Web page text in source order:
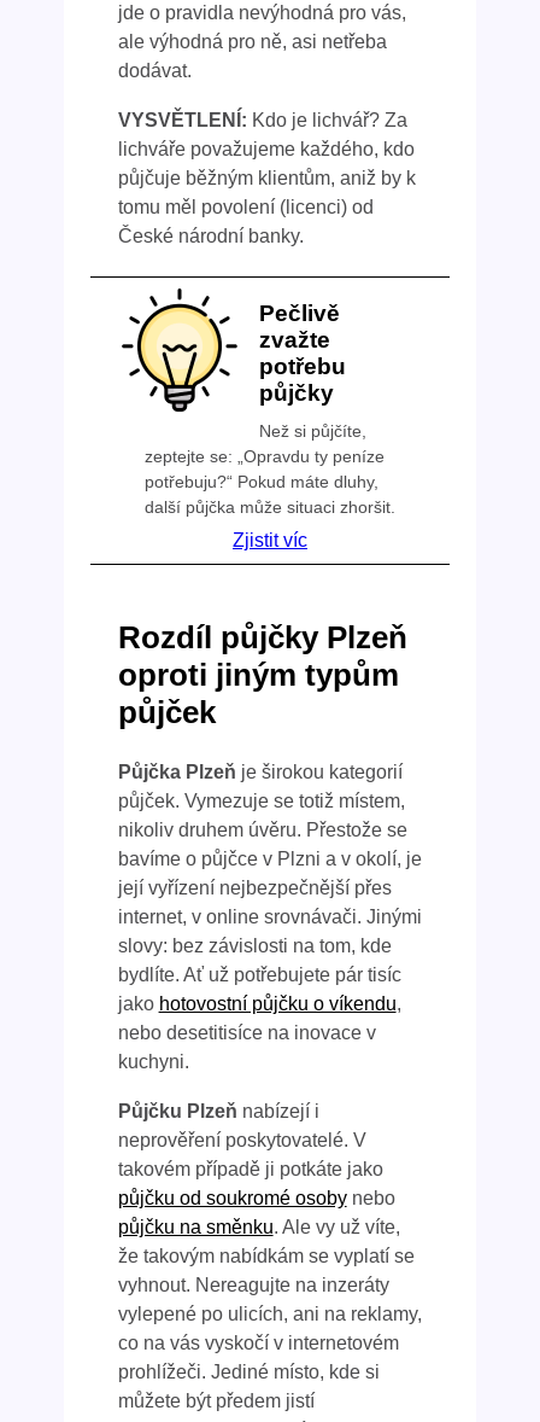
jde o pravidla nevýhodná pro vás,
ale výhodná pro ně, asi netřeba
dodávat.
VYSVĚTLENÍ: Kdo je lichvář? Za
lichváře považujeme každého, kdo
půjčuje běžným klientům, aniž by k
tomu měl povolení (licenci) od
České národní banky.
Pečlivě
zvažte
potřebu
půjčky
Než si půjčíte,
zeptejte se: „Opravdu ty peníze
potřebuju?“ Pokud máte dluhy,
další půjčka může situaci zhoršit.
Zjistit víc
Rozdíl půjčky Plzeň
oproti jiným typům
půjček
Půjčka Plzeň je širokou kategorií
půjček. Vymezuje se totiž místem,
nikoliv druhem úvěru. Přestože se
bavíme o půjčce v Plzni a v okolí, je
její vyřízení nejbezpečnější přes
internet, v online srovnávači. Jinými
slovy: bez závislosti na tom, kde
bydlíte. Ať už potřebujete pár tisíc
jako hotovostní půjčku o víkendu,
nebo desetitisíce na inovace v
kuchyni.
Půjčku Plzeň nabízejí i
neprověření poskytovatelé. V
takovém případě ji potkáte jako
půjčku od soukromé osobynebo
půjčku na směnku. Ale vy už víte,
že takovým nabídkám se vyplatí se
vyhnout. Nereagujte na inzeráty
vylepené po ulicích, ani na reklamy,
co na vás vyskočí v internetovém
prohlížeči. Jediné místo, kde si
můžete být předem jistí